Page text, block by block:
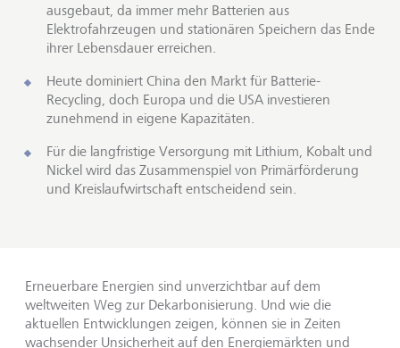
ausgebaut, da immer mehr Batterien aus
Elektrofahrzeugen und stationären Speichern das Ende
ihrer Lebensdauer erreichen.
Heute dominiert China den Markt für Batterie-
Recycling, doch Europa und die USA investieren
zunehmend in eigene Kapazitäten.
Für die langfristige Versorgung mit Lithium, Kobalt und
Nickel wird das Zusammenspiel von Primärförderung
und Kreislaufwirtschaft entscheidend sein.
Erneuerbare Energien sind unverzichtbar auf dem
weltweiten Weg zur Dekarbonisierung. Und wie die
aktuellen Entwicklungen zeigen, können sie in Zeiten
wachsender Unsicherheit auf den Energiemärkten und